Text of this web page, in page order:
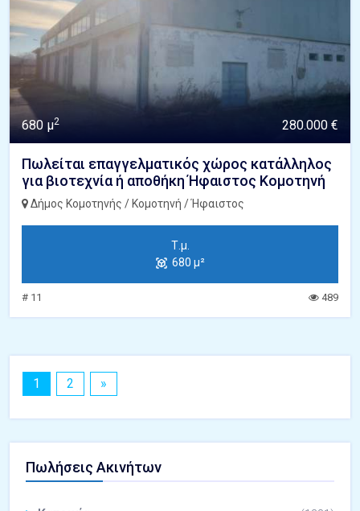
680 μ2 280.000 €
Πωλείται επαγγελματικός χώρος κατάλληλος
για βιοτεχνία ή αποθήκη Ήφαιστος Κομοτηνή
Δήμος Κομοτηνής / Κομοτηνή / Ήφαιστος
Τ.μ.
680 μ²
# 11 489
1 2 »
Πωλήσεις Ακινήτων